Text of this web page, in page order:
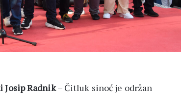
Radnik– Čitluk sinoć je održan
publika
je
njegova
najveća